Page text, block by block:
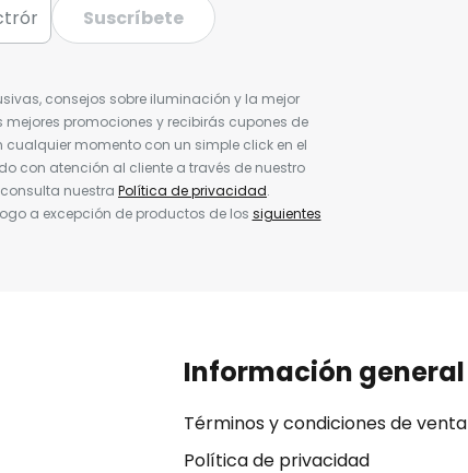
Suscríbete
consejos sobre iluminación y la mejor
promociones y recibirás cupones de
momento con un simple click en el
con atención al cliente a través de nuestro
nuestra Política de privacidad.
a excepción de productos de los siguientes
Información general
Términos y condiciones de venta
Política de privacidad